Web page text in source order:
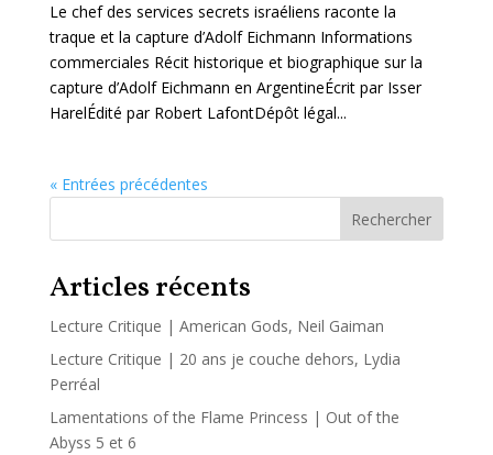
Le chef des services secrets israéliens raconte la
traque et la capture d’Adolf Eichmann Informations
commerciales Récit historique et biographique sur la
capture d’Adolf Eichmann en ArgentineÉcrit par Isser
HarelÉdité par Robert LafontDépôt légal...
« Entrées précédentes
Rechercher
Articles récents
Lecture Critique | American Gods, Neil Gaiman
Lecture Critique | 20 ans je couche dehors, Lydia
Perréal
Lamentations of the Flame Princess | Out of the
Abyss 5 et 6